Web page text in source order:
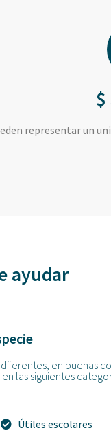
$
representar un
ayudar
en buenas
las siguientes
Útiles escolares